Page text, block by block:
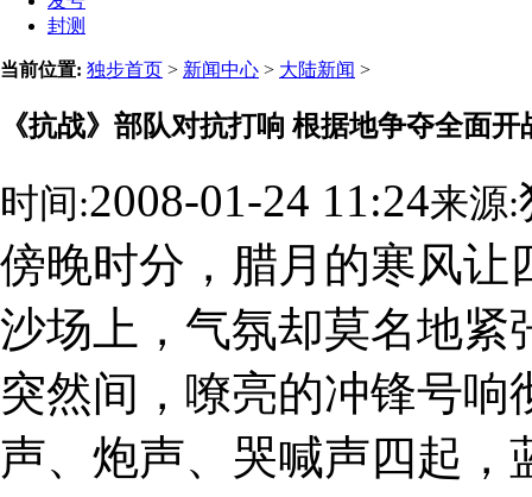
封测
当前位置: 独步首页 > 新闻中心 > 大陆新闻 >
《抗战》部队对抗打响 根据地争夺全面开
时间:2008-01-24 11:24来源:
傍晚时分，腊月的寒风让
沙场上，气氛却莫名地紧
突然间，嘹亮的冲锋号
声、炮声、哭喊声四起，